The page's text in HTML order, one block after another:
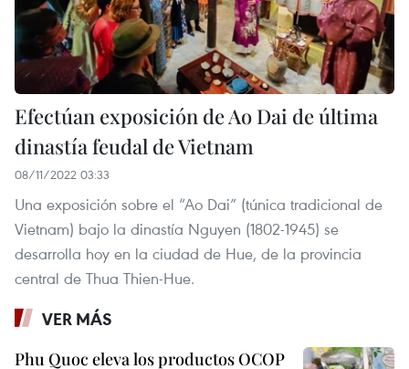
Efectúan exposición de Ao Dai de última
dinastía feudal de Vietnam
08/11/2022 03:33
Una exposición sobre el “Ao Dai” (túnica tradicional de
Vietnam) bajo la dinastía Nguyen (1802-1945) se
desarrolla hoy en la ciudad de Hue, de la provincia
central de Thua Thien-Hue.
VER MÁS
Phu Quoc eleva los productos OCOP